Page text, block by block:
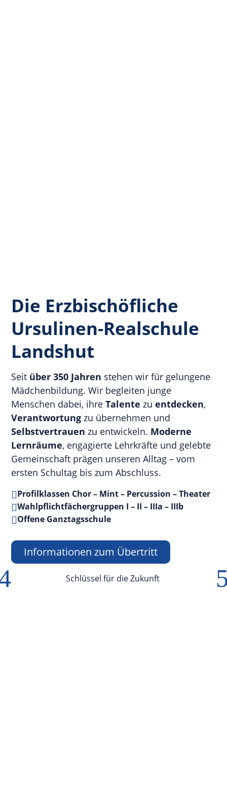
Die Erzbischöfliche
Ursulinen-Realschule
Landshut
Seit über 350 Jahren stehen wir für gelungene
Mädchenbildung. Wir begleiten junge
Menschen dabei, ihreTalente zuentdecken,
Verantwortung zu übernehmen und
Selbstvertrauen zu entwickeln. Moderne
Lernräume, engagierte Lehrkräfte und gelebte
Gemeinschaft prägen unseren Alltag – vom
ersten Schultag bis zum Abschluss.
Profilklassen Chor – Mint – Percussion – Theater
Wahlpflichtfächergruppen I – II – IIIa – IIIb
Offene Ganztagsschule
Informationen zum Übertritt
Schlüssel für die Zukunft